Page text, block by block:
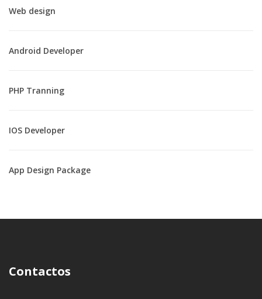
Web design
Android Developer
PHP Tranning
IOS Developer
App Design Package
Contactos